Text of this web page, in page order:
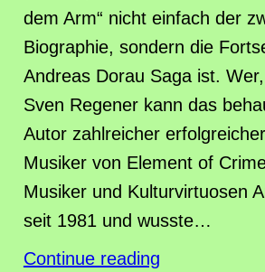
dem Arm“ nicht einfach der
Biographie, sondern die
Andreas Dorau Saga ist.
Sven Regener kann das
Autor zahlreicher
Musiker von Element of
Musiker und Kulturvirtuosen
seit 1981 und wusste…
Continue reading